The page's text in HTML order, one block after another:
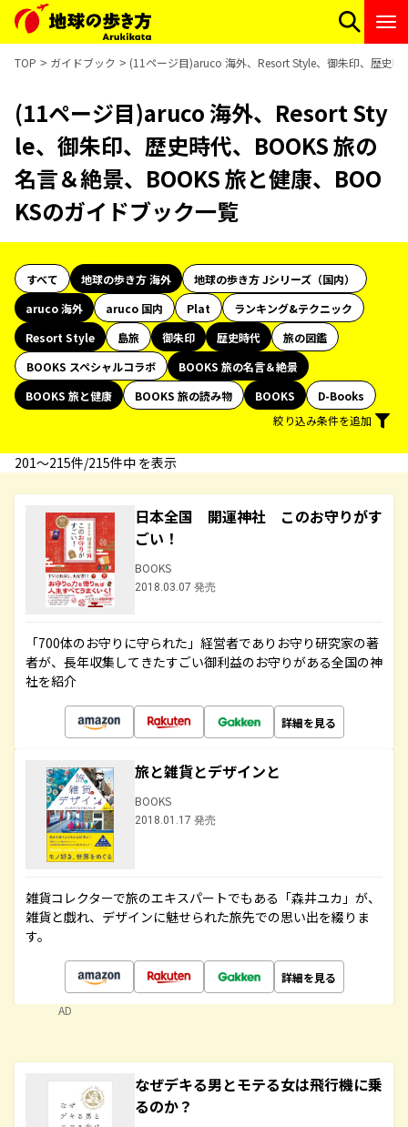
TOP ガイドブック (11ページ目)aruco 海外、Resort Style、御朱印、歴史
(11ページ目)aruco 海外、Resort Sty
le、御朱印、歴史時代、BOOKS 旅の
名言＆絶景、BOOKS 旅と健康、BOO
KSのガイドブック一覧
すべて 地球の歩き方 海外
地球の歩き方 Jシリーズ（国内）
aruco 海外
aruco 国内 Plat
ランキング&テクニック
Resort Style
島旅 御朱印 歴史時代
旅の図鑑
BOOKS スペシャルコラボ
BOOKS 旅の名言＆絶景
BOOKS 旅と健康
BOOKS 旅の読み物 BOOKS
D-Books
絞り込み条件を追加
201〜215件/215件中 を表示
日本全国 開運神社 このお守りがす
ごい！
BOOKS
2018.03.07 発売
「700体のお守りに守られた」経営者でありお守り研究家の著
者が、長年収集してきたすごい御利益のお守りがある全国の神
社を紹介
詳細を見る
旅と雑貨とデザインと
BOOKS
2018.01.17 発売
雑貨コレクターで旅のエキスパートでもある「森井ユカ」が、
雑貨と戯れ、デザインに魅せられた旅先での思い出を綴りま
す。
詳細を見る
AD
なぜデキる男とモテる女は飛行機に乗
るのか？